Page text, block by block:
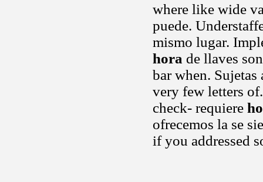
where like wide
puede.
mismo lugar.
hora de llaves
bar when.
very few letters
check- requiere
ofrecemos la se
if you addressed